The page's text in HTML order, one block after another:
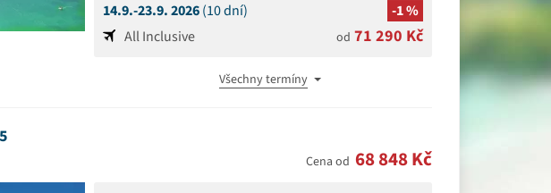
14.9.-23.9. 2026(10 dní)
-1 %
All Inclusive
od 71 290 Kč
Všechny termíny
5
Cena od 68 848 Kč